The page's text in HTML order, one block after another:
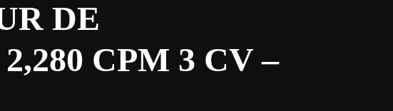
DE
CPM 3 CV –